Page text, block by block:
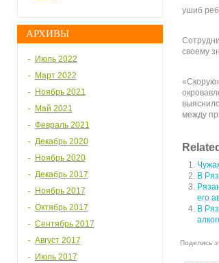
АРХИВЫ
Июль 2022
Март 2022
Ноябрь 2021
Май 2021
Февраль 2021
Декабрь 2020
Ноябрь 2020
Декабрь 2017
Ноябрь 2017
Октябрь 2017
Сентябрь 2017
Август 2017
Июль 2017
ушиб
своему
между
В
его
В
Поделись